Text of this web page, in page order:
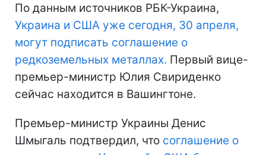
По данным источников РБК-Украина,
Украина и США уже сегодня, 30 апреля,
могут подписать соглашение о
редкоземельных металлах. Первый вице-
премьер-министр Юлия Свириденко
сейчас находится в Вашингтоне.
Премьер-министр Украины Денис
Шмыгаль подтвердил, что соглашение о